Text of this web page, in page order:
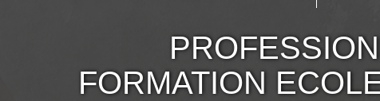
FORMATION